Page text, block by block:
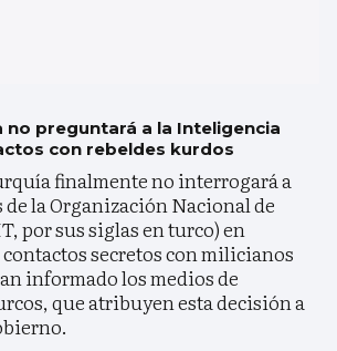
no preguntará a la Inteligencia
con rebeldes kurdos
finalmente no interrogará a
de la Organización Nacional de
por sus siglas en turco) en
secretos con milicianos
informado los medios de
que atribuyen esta decisión a